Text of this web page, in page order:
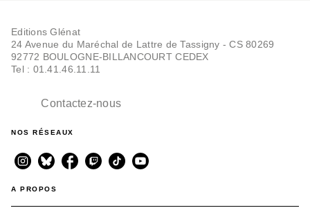
Editions Glénat
24 Avenue du Maréchal de Lattre de Tassigny - CS 80269
92772 BOULOGNE-BILLANCOURT CEDEX
Tel : 01.41.46.11.11
Contactez-nous
NOS RÉSEAUX
A PROPOS